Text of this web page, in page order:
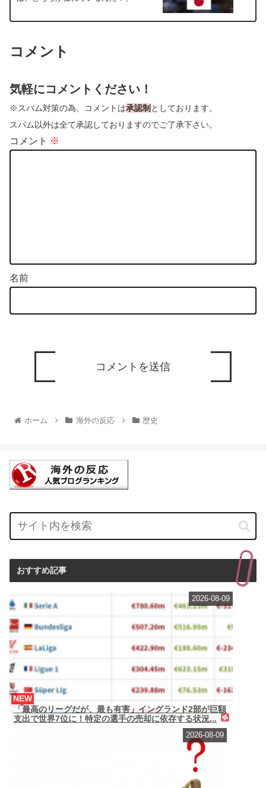
コメント
気軽にコメントください！
※スパム対策の為、コメントは承認制 としております。
スパム以外は全て承認しておりますのでご了承下さい。
コメント ※
名前
ホーム 海外の反応 歴史
おすすめ記事
「最高のリーグだが、最も有害」イングランド2部が巨額
支出で世界7位に！特定の選手の売却に依存する状況...
NEW
2026-08-09
2026-08-09